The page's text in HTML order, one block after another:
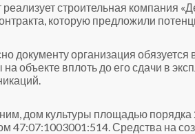
реализует строительная компания
которую предложили
документу организация
на объекте вплоть до его сдачи в
дом культуры площадью порядка
47:07:1003001:514. Средства на